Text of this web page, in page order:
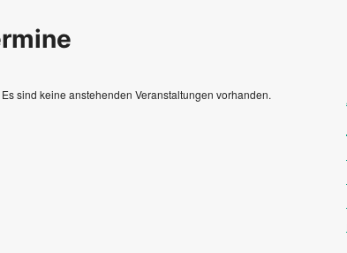
Es sind keine anstehenden Veranstaltungen vorhanden.